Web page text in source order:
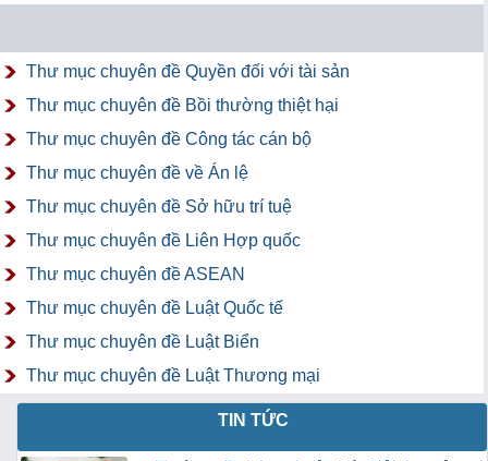
Thư mục chuyên đề Quyền đối với tài sản
Thư mục chuyên đề Bồi thường thiệt hại
Thư mục chuyên đề Công tác cán bộ
Thư mục chuyên đề về Án lệ
Thư mục chuyên đề Sở hữu trí tuệ
Thư mục chuyên đề Liên Hợp quốc
Thư mục chuyên đề ASEAN
Thư mục chuyên đề Luật Quốc tế
Thư mục chuyên đề Luật Biển
Thư mục chuyên đề Luật Thương mại
TIN TỨC